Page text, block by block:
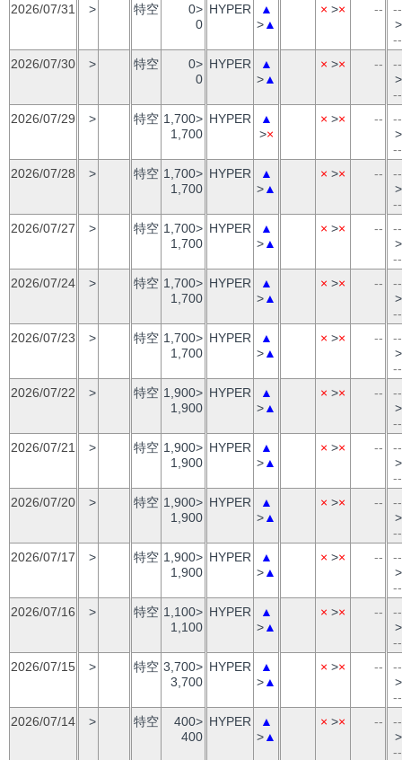
2026/07/31 > 特空
0>
0
HYPER
▲
>▲
× >× --
--
>
--
2026/07/30
> 特空
0>
0
HYPER
▲
>▲
× >× --
--
>
--
2026/07/29
> 特空 1,700>
1,700
HYPER
▲
>×
× >× --
--
>
--
2026/07/28
> 特空 1,700>
1,700
HYPER
▲
>▲
× >× --
--
>
--
2026/07/27
> 特空 1,700>
1,700
HYPER
▲
>▲
× >× --
--
>
--
2026/07/24
> 特空 1,700>
1,700
HYPER
▲
>▲
× >× --
--
>
--
2026/07/23
> 特空 1,700>
1,700
HYPER
▲
>▲
× >× --
--
>
--
2026/07/22
> 特空 1,900>
1,900
HYPER
▲
>▲
× >× --
--
>
--
2026/07/21
> 特空 1,900>
1,900
HYPER
▲
>▲
× >× --
--
>
--
2026/07/20
> 特空 1,900>
1,900
HYPER
▲
>▲
× >× --
--
>
--
2026/07/17
> 特空 1,900>
1,900
HYPER
▲
>▲
× >× --
--
>
--
2026/07/16
> 特空 1,100>
1,100
HYPER
▲
>▲
× >× --
--
>
--
2026/07/15
> 特空 3,700>
3,700
HYPER
▲
>▲
× >× --
--
>
--
2026/07/14
> 特空
400>
400
HYPER
▲
>▲
× >× --
--
>
--